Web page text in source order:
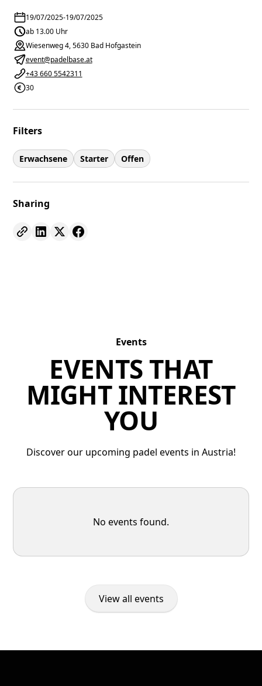
19/07/2025-19/07/2025
ab 13.00 Uhr
Wiesenweg 4, 5630 Bad Hofgastein
event@padelbase.at
+43 660 5542311
30
Filters
Erwachsene Starter Offen
Sharing
Events
EVENTS THAT
MIGHT INTEREST
YOU
Discover our upcoming padel events in Austria!
No events found.
View all events